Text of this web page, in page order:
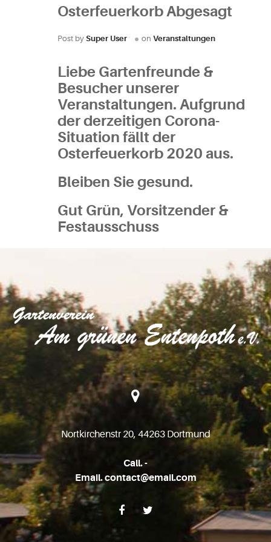
Osterfeuerkorb Abgesagt
Post by Super User on Veranstaltungen
Liebe Gartenfreunde &
Besucher unserer
Veranstaltungen. Aufgrund
der derzeitigen Corona-
Situation fällt der
Osterfeuerkorb 2020 aus.
Bleiben Sie gesund.
Gut Grün, Vorsitzender &
Festausschuss
Nortkirchenstr 20, 44263 Dortmund
Call. -
Email. contact@email.com